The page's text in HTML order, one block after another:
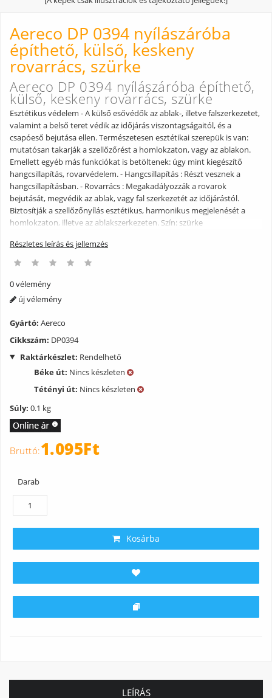
Aereco DP 0394 nyílászáróba
építhető, külső, keskeny
rovarrács, szürke
Aereco DP 0394 nyílászáróba építhető,
külső, keskeny rovarrács, szürke
Esztétikus védelem - A külső esővédők az ablak-, illetve falszerkezetet,
valamint a belső teret védik az időjárás viszontagságaitól, és a
csapóeső bejutása ellen. Természetesen esztétikai szerepük is van:
mutatósan takarják a szellőzőrést a homlokzaton, vagy az ablakon.
Emellett egyéb más funkciókat is betöltenek: úgy mint kiegészítő
hangcsillapítás, rovarvédelem. - Hangcsillapítás : Részt vesznek a
hangcsillapításban. - Rovarrács : Megakadályozzák a rovarok
bejutását, megvédik az ablak, vagy fal szerkezetét az időjárástól.
Biztosítják a szellőzőnyílás esztétikus, harmonikus megjelenését a
homlokzaton, illetve az ablakszerkezeten. Szín: szürke
Részletes leírás és jellemzés
0 vélemény
új vélemény
Gyártó: Aereco
Cikkszám: DP0394
Raktárkészlet: Rendelhető
Béke út: Nincs készleten
Tétényi út: Nincs készleten
Súly: 0.1 kg
1.095Ft
Darab
Kosárba
LEÍRÁS